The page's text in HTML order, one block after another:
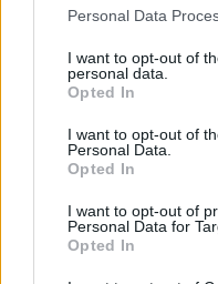
Please note that this
not limited to your visit or
grant or deny consent to
use your data for below
consent section.
Personal Data
I want to opt-out of
personal data.
Opted In
I want to opt-out of
Personal Data.
Opted In
I want to opt-out of
Personal Data for
Opted In
jelezni
az állatvédőket is
invitálják a
A sajtótájékoztató
olimpikon
főszereplőjét, egy
akik nevét
online
Forrás: Beol